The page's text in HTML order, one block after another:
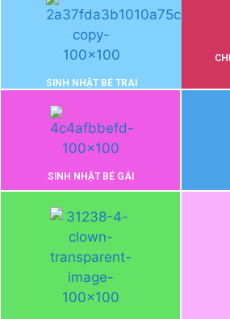
SINH NHẬT BÉ TRAI
SINH NHẬT BÉ GÁI